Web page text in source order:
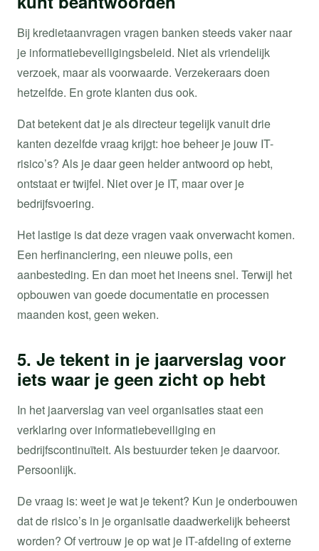
Bij kredietaanvragen vragen banken steeds vaker naar
je informatiebeveiligingsbeleid. Niet als vriendelijk
verzoek, maar als voorwaarde. Verzekeraars doen
hetzelfde. En grote klanten dus ook.
Dat betekent dat je als directeur tegelijk vanuit drie
kanten dezelfde vraag krijgt: hoe beheer je jouw IT-
risico’s? Als je daar geen helder antwoord op hebt,
ontstaat er twijfel. Niet over je IT, maar over je
bedrijfsvoering.
Het lastige is dat deze vragen vaak onverwacht komen.
Een herfinanciering, een nieuwe polis, een
aanbesteding. En dan moet het ineens snel. Terwijl het
opbouwen van goede documentatie en processen
maanden kost, geen weken.
5. Je tekent in je jaarverslag voor
iets waar je geen zicht op hebt
In het jaarverslag van veel organisaties staat een
verklaring over informatiebeveiliging en
bedrijfscontinuïteit. Als bestuurder teken je daarvoor.
Persoonlijk.
De vraag is: weet je wat je tekent? Kun je onderbouwen
dat de risico’s in je organisatie daadwerkelijk beheerst
worden? Of vertrouw je op wat je IT-afdeling of externe